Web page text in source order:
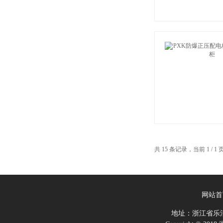
共 15 条记录，当前 1 /
网站
地址：浙江省